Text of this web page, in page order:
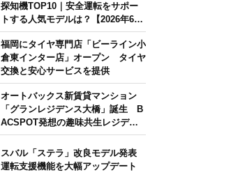
探知機TOP10｜安全運転をサポー
トする人気モデルは？【2026年6月
版】
福岡にタイヤ専門店「ビーライン小
倉東インター店」オープン タイヤ
交換と安心サービスを提供
オートバックス新賃貸マンション
「グランレジデンス大橋」誕生 B
ACSPOT発想の趣味共生レジデン
ス
スバル「ステラ」改良モデル発表
運転支援機能を大幅アップデート